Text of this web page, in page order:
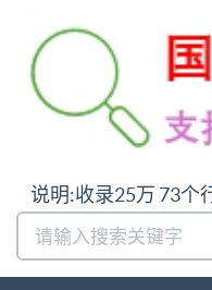
说明:收录25万 73个